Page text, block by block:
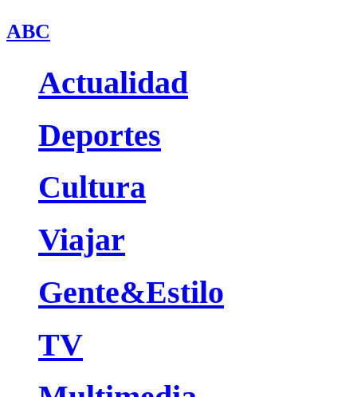
ABC
Actualidad
Deportes
Cultura
Viajar
Gente&Estilo
TV